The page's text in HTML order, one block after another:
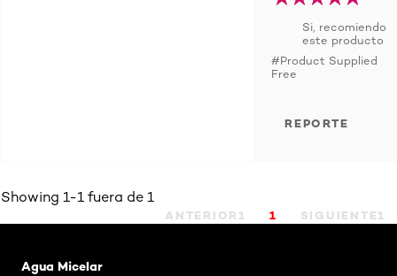
Si, recomiendo
este producto
#Product Supplied
Free
REPORTE
Showing 1-1 fuera de 1
ANTERIOR1 1 SIGUIENTE1
Agua Micelar